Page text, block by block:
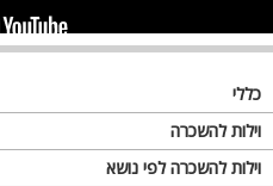
כללי
מגזין
פרסום באתר
וילות להשכרה
וילות בצפון
וילות להשכרה לפי נושא